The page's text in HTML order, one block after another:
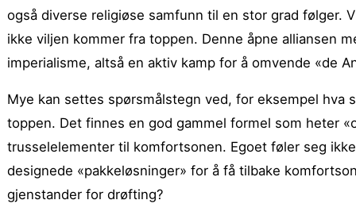
også diverse religiøse samfunn til en stor grad følger.
ikke viljen kommer fra toppen. Denne åpne alliansen
imperialisme, altså en aktiv kamp for å omvende «de
Mye kan settes spørsmålstegn ved, for eksempel
toppen. Det finnes en god gammel formel som heter
trusselelementer til komfortsonen. Egoet føler seg
designede «pakkeløsninger» for å få tilbake
gjenstander for drøfting?